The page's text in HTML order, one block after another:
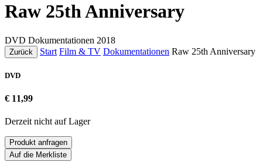
Raw 25th Anniversary
DVD Dokumentationen 2018
Zurück Start Film & TV Dokumentationen Raw 25th Anniversary
DVD
€ 11,99
Derzeit nicht auf Lager
Produkt anfragen
Auf die Merkliste